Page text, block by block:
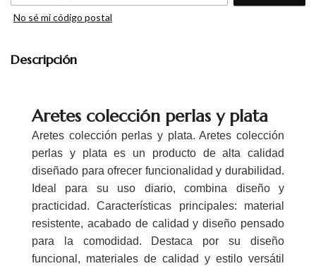
No sé mi código postal
Descripción
Aretes colección perlas y plata
Aretes colección perlas y plata. Aretes colección
perlas y plata es un producto de alta calidad
diseñado para ofrecer funcionalidad y durabilidad.
Ideal para su uso diario, combina diseño y
practicidad. Características principales: material
resistente, acabado de calidad y diseño pensado
para la comodidad. Destaca por su diseño
funcional, materiales de calidad y estilo versátil